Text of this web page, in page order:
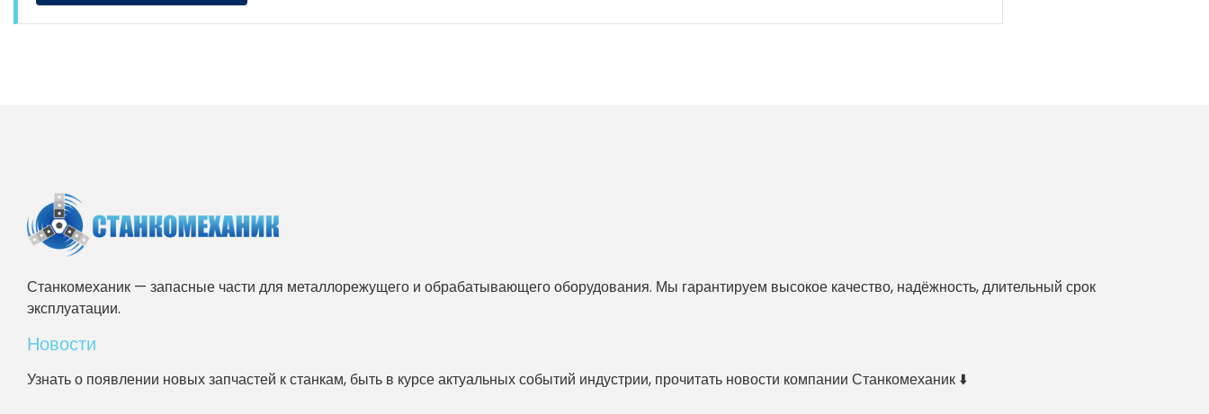
Станкомеханик — запасные части для металлорежущего и обрабатывающего оборудования. Мы гарантируем высокое качество, надёжность, длительный срок
эксплуатации.
Новости
Узнать о появлении новых запчастей к станкам, быть в курсе актуальных событий индустрии, прочитать новости компании Станкомеханик ⬇️